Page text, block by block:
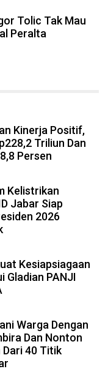
Tolic Tak Mau
Peralta
Kinerja Positif,
Triliun Dan
Persen
Kelistrikan
Jabar Siap
2026
Kesiapsiagaan
Gladian PANJI
Warga Dengan
Dan Nonton
Dari 40 Titik